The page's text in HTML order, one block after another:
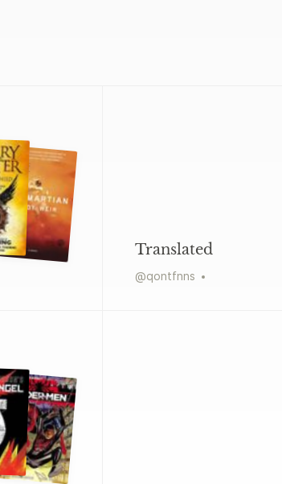
Translated
@qontfnns